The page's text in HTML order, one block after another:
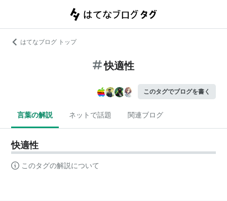
はてなブログ トップ
快適性
このタグでブログを書く
言葉の解説 ネットで話題 関連ブログ
快適性
このタグの解説について